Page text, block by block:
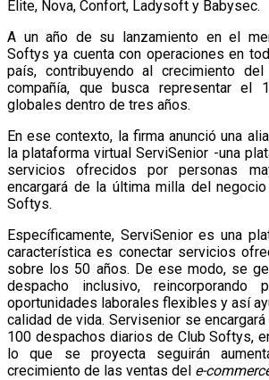
Elite, Nova, Confort, Ladysoft y Babysec.
A un año de su lanzamiento en el
Softys ya cuenta con operaciones en
país, contribuyendo al crecimiento del
compañía, que busca representar el
globales dentro de tres años.
En ese contexto, la firma anunció una
la plataforma virtual ServiSenior -una
servicios ofrecidos por personas
encargará de la última milla del
Softys.
Específicamente, ServiSenior es una
característica es conectar servicios
sobre los 50 años. De ese modo, se
despacho inclusivo, reincorporando
oportunidades laborales flexibles y así
calidad de vida. Servisenior se
100 despachos diarios de Club Softys,
lo que se proyecta seguirán
crecimiento de las ventas del e-